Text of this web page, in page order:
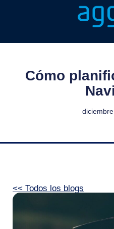
Cómo
<< Todos los blogs